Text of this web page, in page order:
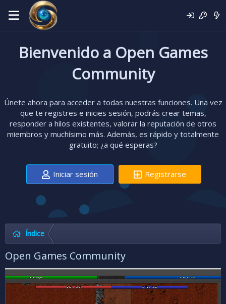
Bienvenido a Open Games
Community
Únete ahora para acceder a todas nuestras funciones. Una vez
que te registres e inicies sesión, podrás crear temas,
responder a hilos existentes, valorar la reputación de otros
miembros y muchísimo más. Además, es rápido y totalmente
gratuito; ¿a qué esperas?
Iniciar sesión Registrarse
Índice
Open Games Community